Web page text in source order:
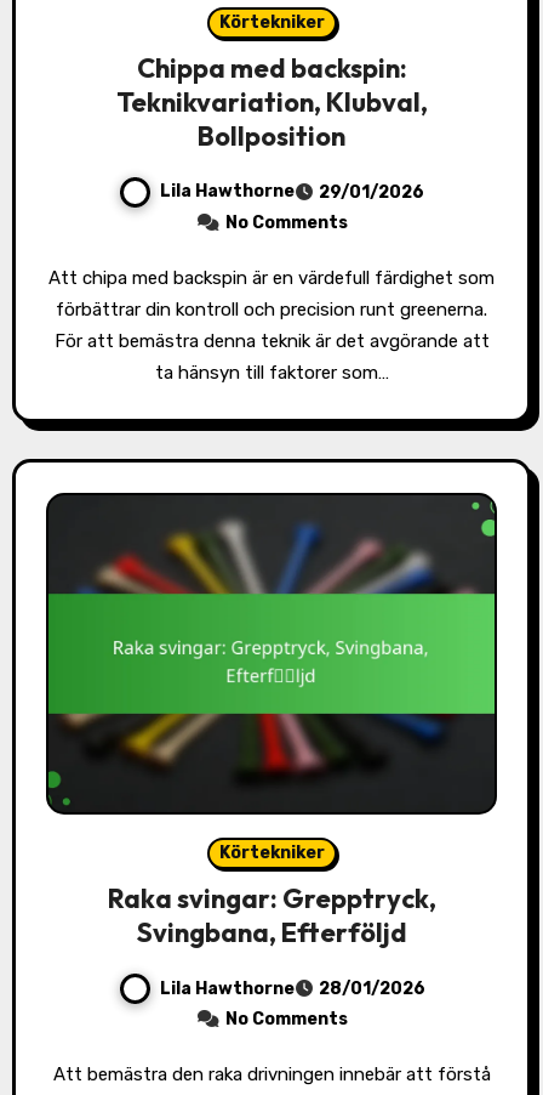
Körtekniker
Chippa med backspin:
Teknikvariation, Klubval,
Bollposition
Lila Hawthorne
29/01/2026
No Comments
Att chipa med backspin är en värdefull färdighet som
förbättrar din kontroll och precision runt greenerna.
För att bemästra denna teknik är det avgörande att
ta hänsyn till faktorer som…
Körtekniker
Raka svingar: Grepptryck,
Svingbana, Efterföljd
Lila Hawthorne
28/01/2026
No Comments
Att bemästra den raka drivningen innebär att förstå